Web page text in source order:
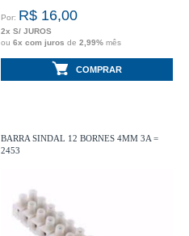
Por: R$ 16,00
2x S/ JUROS
ou 6x com juros de 2,99% mês
COMPRAR
BARRA SINDAL 12 BORNES 4MM 3A =
2453